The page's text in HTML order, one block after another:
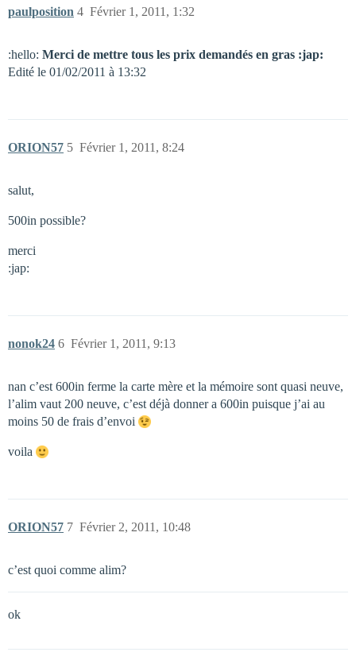
paulposition Février 1, 2011, 1:32
4
:hello: Merci de mettre tous les prix demandés en gras :jap:
Edité le 01/02/2011 à 13:32
ORION57 Février 1, 2011, 8:24
5
salut,
500in possible?
merci
:jap:
nonok24 Février 1, 2011, 9:13
6
nan c’est 600in ferme la carte mère et la mémoire sont quasi neuve,
l’alim vaut 200 neuve, c’est déjà donner a 600in puisque j’ai au
moins 50 de frais d’envoi
voila
ORION57 Février 2, 2011, 10:48
7
c’est quoi comme alim?
ok